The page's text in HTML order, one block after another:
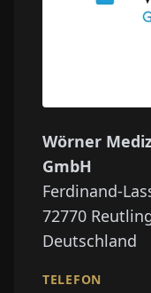
Wörner
GmbH
Ferdinand-
72770
Deutschland
TELEFON